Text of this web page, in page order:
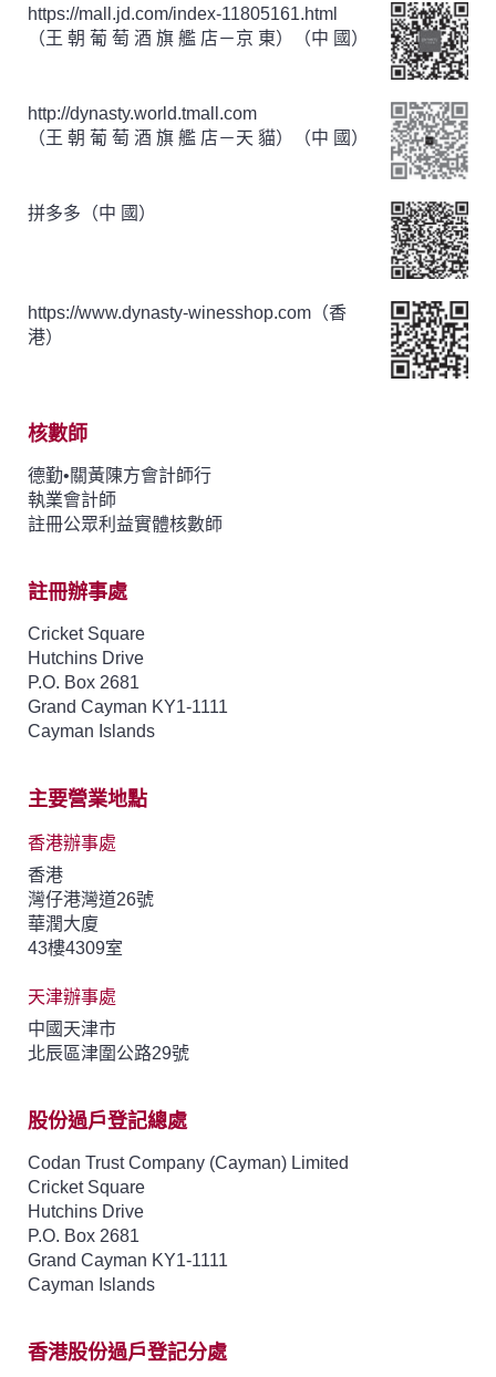
https://mall.jd.com/index-11805161.html
（王 朝 葡 萄 酒 旗 艦 店－京 東）（中 國）
http://dynasty.world.tmall.com
（王 朝 葡 萄 酒 旗 艦 店－天 貓）（中 國）
拼多多（中 國）
https://www.dynasty-winesshop.com（香
港）
核數師
德勤•關黃陳方會計師行
執業會計師
註冊公眾利益實體核數師
註冊辦事處
Cricket Square
Hutchins Drive
P.O. Box 2681
Grand Cayman KY1-1111
Cayman Islands
主要營業地點
香港辦事處
香港
灣仔港灣道26號
華潤大廈
43樓4309室
天津辦事處
中國天津市
北辰區津圍公路29號
股份過戶登記總處
Codan Trust Company (Cayman) Limited
Cricket Square
Hutchins Drive
P.O. Box 2681
Grand Cayman KY1-1111
Cayman Islands
香港股份過戶登記分處